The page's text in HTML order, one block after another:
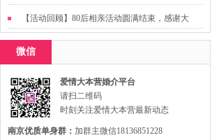
友活动
【活动回顾】80后相亲活动圆满结束，感谢大
家，走出来才有机会扩大缘分哦~
微信
爱情大本营婚介平台
请扫二维码
时刻关注爱情大本营最新动态
南京优质单身群： 加群主微信18136851228